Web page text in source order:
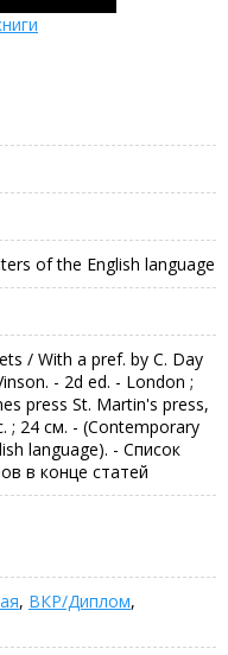
of the English language
/ With a pref. by C. Day
- 2d ed. - London ;
press St. Martin's press,
; 24 см. - (Contemporary
language). - Список
в конце статей
, ВКР/Диплом,